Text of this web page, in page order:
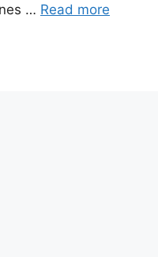
… Read more